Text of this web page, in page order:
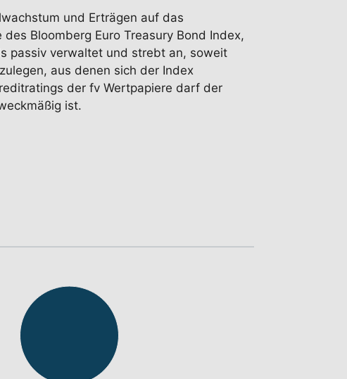
und Erträgen auf das
Bloomberg Euro Treasury Bond Index,
passiv verwaltet und strebt an, soweit
aus denen sich der Index
der fv Wertpapiere darf der
ist.